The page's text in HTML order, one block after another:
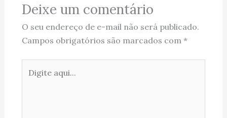
Deixe um comentário
O seu endereço de e-mail não será publicado.
Campos obrigatórios são marcados com *
aqui...